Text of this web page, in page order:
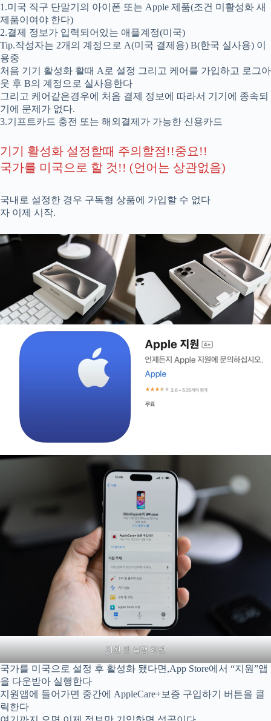
1.미국 직구 단말기의 아이폰 또는 Apple 제품(조건 미활성화 새
제품이여야 한다)
2.결제 정보가 입력되어있는 애플계정(미국)
Tip.작성자는 2개의 계정으로 A(미국 결제용) B(한국 실사용) 이
용중
처음 기기 활성화 활때 A로 설정 그리고 케어를 가입하고 로그아
웃 후 B의 계정으로 실사용한다
그리고 케어같은경우에 처음 결제 정보에 따라서 기기에 종속되
기에 문제가 없다.
3.기프트카드 충전 또는 해외결제가 가능한 신용카드
기기 활성화 설정할때 주의할점!!중요!!
국가를 미국으로 할 것!! (언어는 상관없음)
국내로 설정한 경우 구독형 상품에 가입할 수 없다
자 이제 시작.
지원 앱 실행 화면
국가를 미국으로 설정 후 활성화 됐다면,App Store에서 “지원”앱
을 다운받아 실행한다
지원앱에 들어가면 중간에 AppleCare+보증 구입하기 버튼을 클
릭한다